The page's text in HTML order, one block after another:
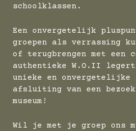
schoolklassen.
Een onvergetelijk
groepen als verrassing
of terugbrengen met een
authentieke W.O.II
unieke en
afsluiting van een bezoek
museum!
Wil je met je groep ons